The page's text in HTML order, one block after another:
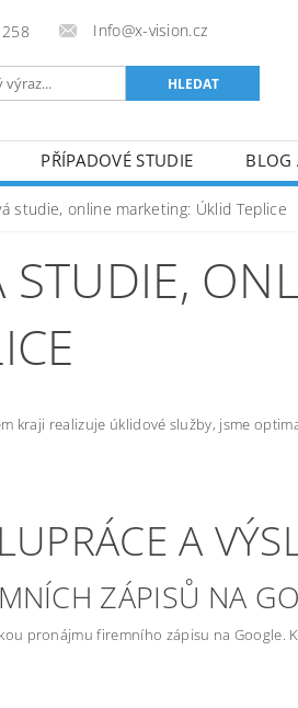
Info@x-vision.cz
PŘÍPADOVÉ STUDIE BLOG
studie, online marketing: Úklid Teplice
STUDIE,
kraji realizuje úklidové služby, jsme
A
ZÁPISŮ NA
pronájmu firemního zápisu na Google.